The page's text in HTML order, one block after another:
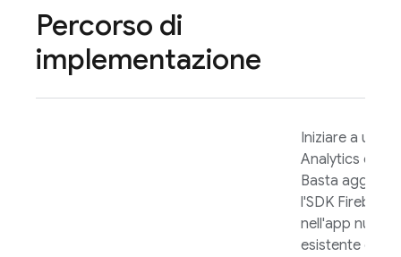
Percorso di
implementazione
Iniziare a
Analytics è
Basta
l'SDK Firebase
nell'app nuova
esistente e la